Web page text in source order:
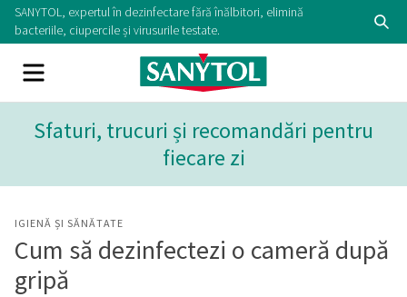
SkipSANYTOL, expertul în dezinfectare fără înălbitori, elimină
bacteriile, ciupercile și virusurile testate.
Menu
Sfaturi, trucuri și recomandări pentru
fiecare zi
IGIENĂ ȘI SĂNĂTATE
Cum să dezinfectezi o cameră după
gripă